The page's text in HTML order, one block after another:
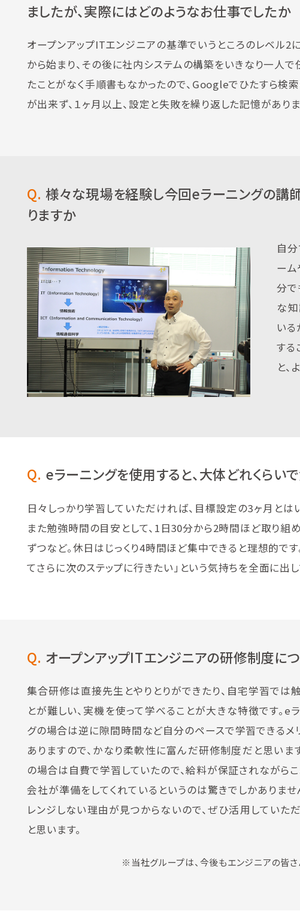
ましたが、実際にはどのようなお仕事でしたか
オープンアップITエンジニアの基準でいうところのレベル2
から始まり、その後に社内システムの構築をいきなり一人
たことがなく手順書もなかったので、Googleでひたすら検
が出来ず、１ヶ月以上、設定と失敗を繰り返した記憶がありま
Q. 様々な現場を経験し今回eラーニングの講
りますか
自
ー
分で
な
い
する
と、
Q. eラーニングを使用すると、大体どれくらい
日々しっかり学習していただければ、目標設定の3ヶ月とは
また勉強時間の目安として、1日30分から2時間ほど取り組
ずつなど。休日はじっくり4時間ほど集中できると理想的で
てさらに次のステップに行きたい」という気持ちを全面に出
Q. オープンアップITエンジニアの研修制度に
集合研修は直接先生とやりとりができたり、自宅学習では
とが難しい、実機を使って学べることが大きな特徴です。e
グの場合は逆に隙間時間など自分のペースで学習できるメ
ありますので、かなり柔軟性に富んだ研修制度だと思いま
の場合は自費で学習していたので、給料が保証されながら
会社が準備をしてくれているというのは驚きでしかありませ
レンジしない理由が見つからないので、ぜひ活用していた
と思います。
※当社グループは、今後もエンジニアの皆さ